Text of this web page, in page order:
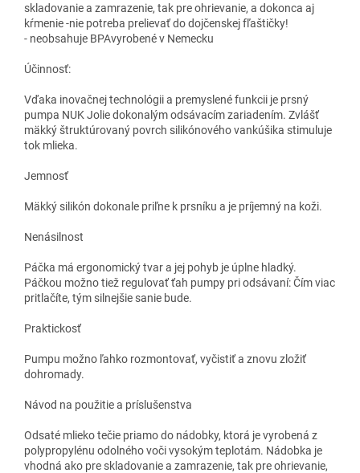
skladovanie a zamrazenie, tak pre ohrievanie, a dokonca aj
kŕmenie -nie potreba prelievať do dojčenskej fľaštičky!
- neobsahuje BPAvyrobené v Nemecku
Účinnosť:
Vďaka inovačnej technológii a premyslené funkcii je prsný
pumpa NUK Jolie dokonalým odsávacím zariadením. Zvlášť
mäkký štruktúrovaný povrch silikónového vankúšika stimuluje
tok mlieka.
Jemnosť
Mäkký silikón dokonale priľne k prsníku a je príjemný na koži.
Nenásilnost
Páčka má ergonomický tvar a jej pohyb je úplne hladký.
Páčkou možno tiež regulovať ťah pumpy pri odsávaní: Čím viac
pritlačíte, tým silnejšie sanie bude.
Praktickosť
Pumpu možno ľahko rozmontovať, vyčistiť a znovu zložiť
dohromady.
Návod na použitie a príslušenstva
Odsaté mlieko tečie priamo do nádobky, ktorá je vyrobená z
polypropylénu odolného voči vysokým teplotám. Nádobka je
vhodná ako pre skladovanie a zamrazenie, tak pre ohrievanie,